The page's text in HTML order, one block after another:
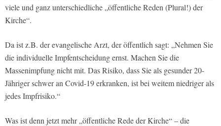
viele und ganz unterschiedliche „öffentliche Reden (Plural!) der
Kirche“.
Da ist z.B. der evangelische Arzt, der öffentlich sagt: „Nehmen Sie
die individuelle Impfentscheidung ernst. Machen Sie die
Massenimpfung nicht mit. Das Risiko, dass Sie als gesunder 20-
Jähriger schwer an Covid-19 erkranken, ist bei weitem niedriger als
jedes Impfrisiko.“
Was ist denn jetzt mehr „öffentliche Rede der Kirche“ – die